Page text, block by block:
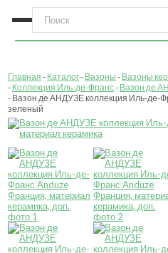
Главная Каталог Вазоны
Вазоны
Коллекция Иль-де-Франс Вазон де
Вазон де АНДУЗЕ коллекция Иль-де-
зеленый